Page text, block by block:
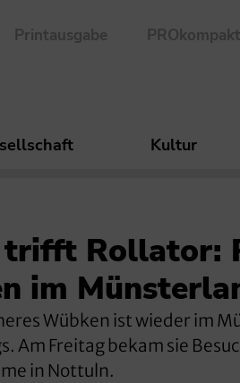
Printausgabe PROkompakt
Kultur
trifft Rollator:
im
Wübken ist wieder im
Am Freitag bekam sie
in Nottuln.